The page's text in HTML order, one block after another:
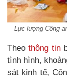
Lực lượng Công
Theothông tin
tình hình,
sát kinh tế,